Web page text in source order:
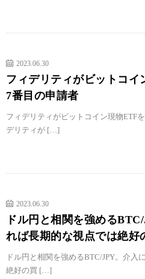
2023.06.30
フィデリティがビットコ
7番目の申請者
フィデリティがビットコイン現物ETF
デリティが […]
2023.06.30
ドル円と相関を強める
れば長期的な視点では絶好
ドル円と相関を強めるBTC/JPY。介入
絶好の買 […]